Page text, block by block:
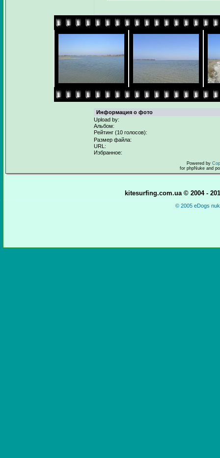
Информация о фото
Upload by:
Альбом:
Рейтинг (10 голосов):
Размер файла:
URL:
Избранное:
Powered by
for phpNuke and
kitesurfing.com.ua © 2004 -
© 2005 eDogs